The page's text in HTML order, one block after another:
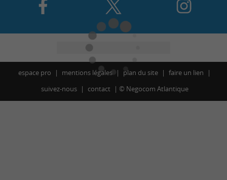
espace pro mentions légales plan du site
faire un lien
suivez-nous
contact © Negocom Atlantique